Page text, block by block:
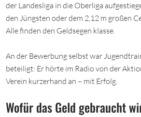
der Landesliga in die Oberliga
den Jüngsten oder dem 2,12 m großen
Alle finden den Geldsegen klasse.
An der Bewerbung selbst war
beteiligt: Er hörte im Radio von der
Verein kurzerhand an – mit Erfolg.
Wofür das Geld gebraucht